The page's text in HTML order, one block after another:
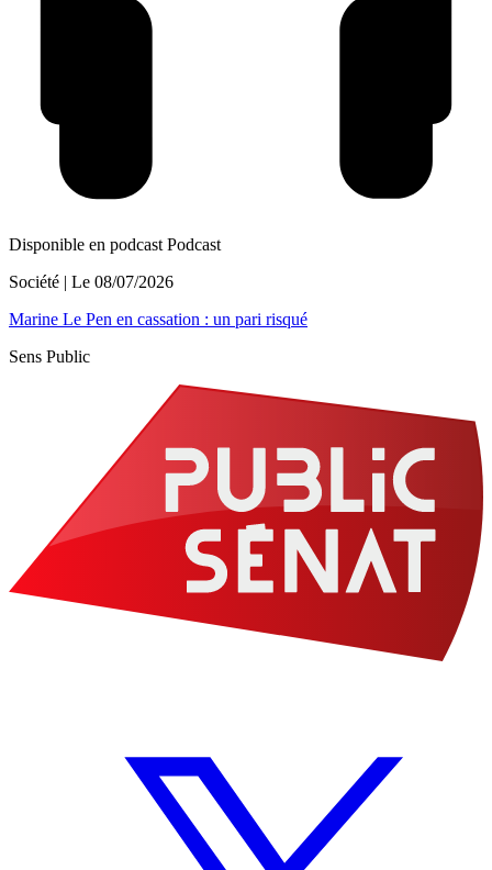
Disponible en podcast Podcast
Société | Le 08/07/2026
Marine Le Pen en cassation : un pari risqué
Sens Public